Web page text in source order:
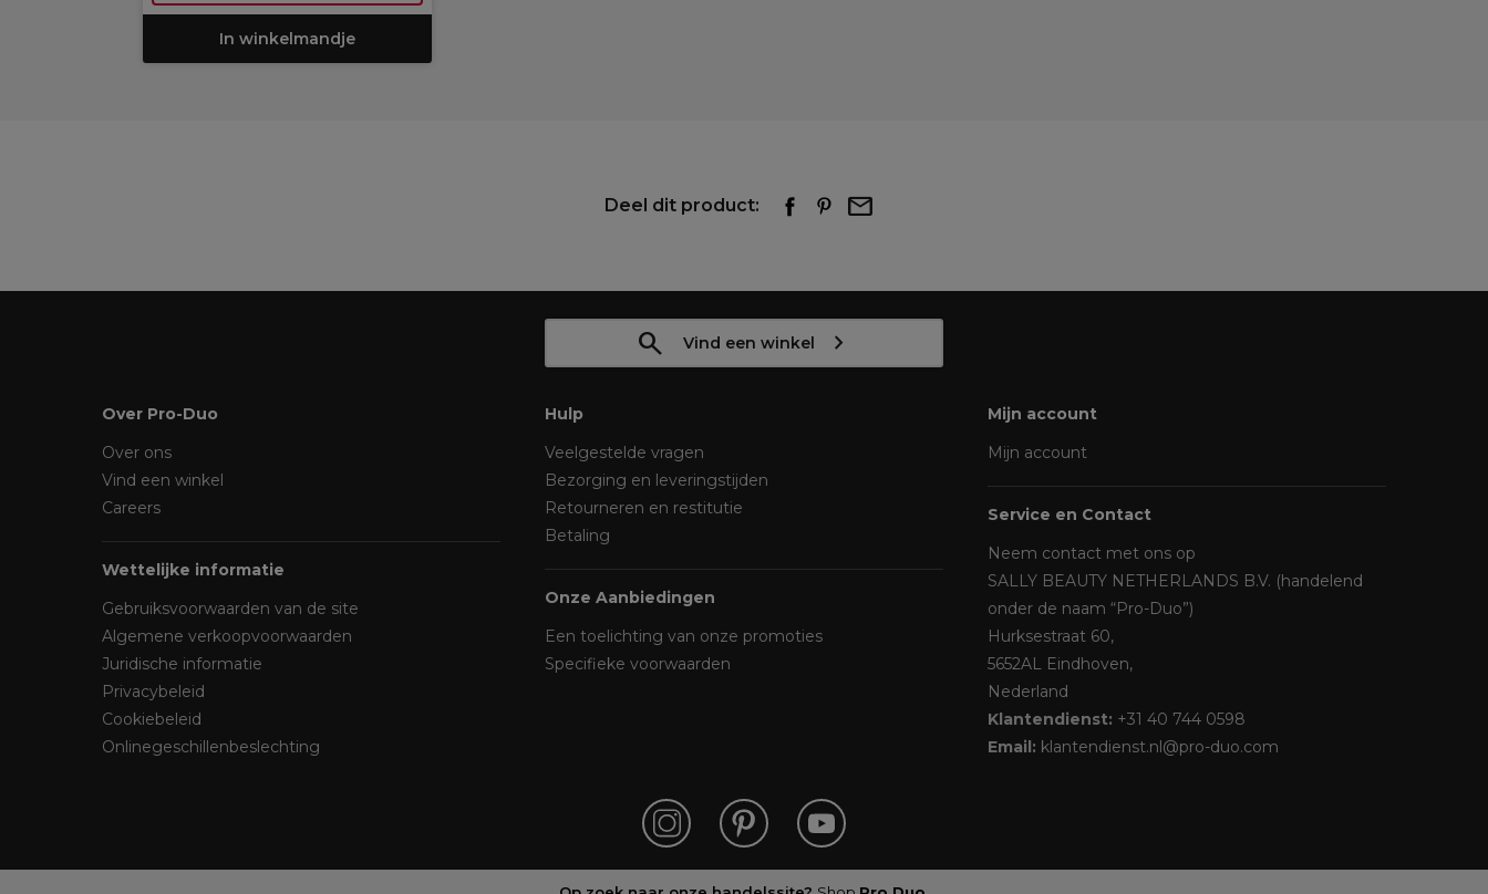
In winkelmandje
Deel dit product:
Vind een winkel
Over Pro-Duo
Over ons
Vind een winkel
Careers
Wettelijke informatie
Gebruiksvoorwaarden van de site
Algemene verkoopvoorwaarden
Juridische informatie
Privacybeleid
Cookiebeleid
Onlinegeschillenbeslechting
Hulp
Veelgestelde vragen
Bezorging en leveringstijden
Retourneren en restitutie
Betaling
Onze Aanbiedingen
Een toelichting van onze promoties
Specifieke voorwaarden
Mijn account
Mijn account
Service en Contact
Neem contact met ons op
SALLY BEAUTY NETHERLANDS B.V. (handelend
onder de naam “Pro-Duo”)
Hurksestraat 60,
5652AL Eindhoven,
Nederland
Klantendienst: +31 40 744 0598
Email: klantendienst.nl@pro-duo.com